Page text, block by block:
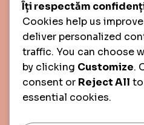
consent orReject Allto
essential cookies.